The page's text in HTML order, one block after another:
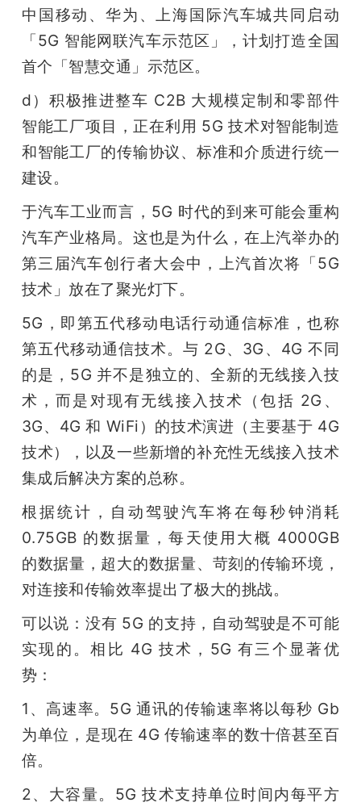
中国移动、华为、上海国际汽车城共同启动
「5G 智能网联汽车示范区」，计划打造全国
首个「智慧交通」示范区。
d）积极推进整车 C2B 大规模定制和零部件
智能工厂项目，正在利用 5G 技术对智能制造
和智能工厂的传输协议、标准和介质进行统一
建设。
于汽车工业而言，5G 时代的到来可能会重构
汽车产业格局。这也是为什么，在上汽举办的
第三届汽车创行者大会中，上汽首次将「5G
技术」放在了聚光灯下。
5G，即第五代移动电话行动通信标准，也称
第五代移动通信技术。与 2G、3G、4G 不同
的是，5G 并不是独立的、全新的无线接入技
术，而是对现有无线接入技术（包括 2G、
3G、4G 和 WiFi）的技术演进（主要基于 4G
技术），以及一些新增的补充性无线接入技术
集成后解决方案的总称。
根据统计，自动驾驶汽车将在每秒钟消耗
0.75GB 的数据量，每天使用大概 4000GB
的数据量，超大的数据量、苛刻的传输环境，
对连接和传输效率提出了极大的挑战。
可以说：没有 5G 的支持，自动驾驶是不可能
实现的。相比 4G 技术，5G 有三个显著优
势：
1、高速率。5G 通讯的传输速率将以每秒 Gb
为单位，是现在 4G 传输速率的数十倍甚至百
倍。
2、大容量。5G 技术支持单位时间内每平方